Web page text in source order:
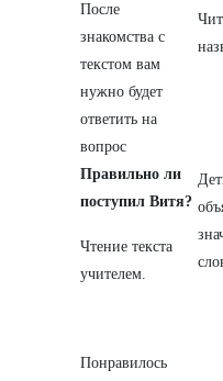
После
знакомства с
текстом вам
нужно будет
ответить на
вопрос
Правильно ли
поступил Витя?
Чтение текста
учителем.
Понравилось